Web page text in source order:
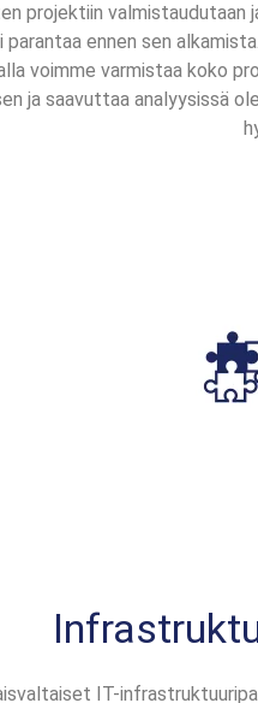
projektiin valmistaudutaan
ennen sen
voimme varmistaa koko
ja saavuttaa analyysissä
IT-